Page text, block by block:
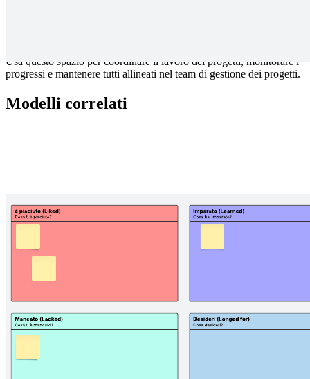
Usa questo spazio per coordinare il lavoro dei progetti, monitorare i
progressi e mantenere tutti allineati nel team di gestione dei progetti.
Modelli correlati